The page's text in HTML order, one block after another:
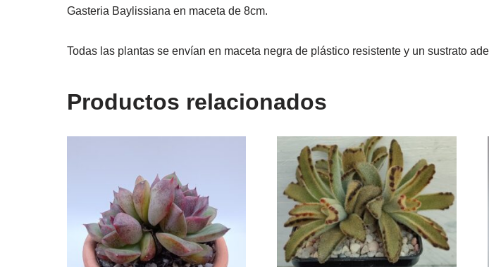
Gasteria Baylissiana en maceta de 8cm.
Todas las plantas se envían en maceta negra de plástico resistente y un sustrato
Productos relacionados